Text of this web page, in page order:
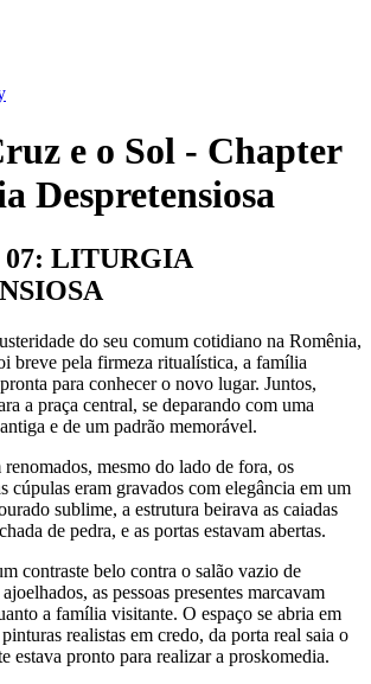
e o Sol - Chapter
Despretensiosa
LITURGIA
do seu comum cotidiano na Romênia,
breve pela firmeza ritualística, a família
para conhecer o novo lugar. Juntos,
a praça central, se deparando com uma
e de um padrão memorável.
mesmo do lado de fora, os
cúpulas eram gravados com elegância em um
sublime, a estrutura beirava as caiadas
de pedra, e as portas estavam abertas.
contraste belo contra o salão vazio de
as pessoas presentes marcavam
a família visitante. O espaço se abria em
realistas em credo, da porta real saia o
estava pronto para realizar a proskomedia.